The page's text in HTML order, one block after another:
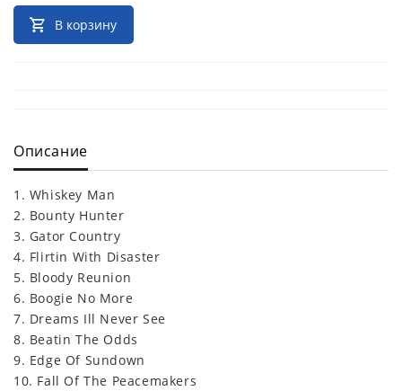
В корзину
Описание
1. Whiskey Man
2. Bounty Hunter
3. Gator Country
4. Flirtin With Disaster
5. Bloody Reunion
6. Boogie No More
7. Dreams Ill Never See
8. Beatin The Odds
9. Edge Of Sundown
10. Fall Of The Peacemakers